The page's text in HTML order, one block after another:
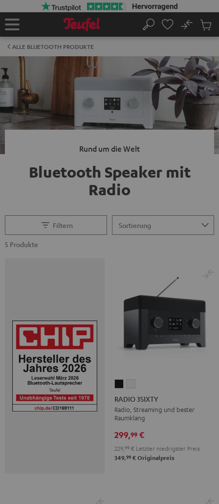
Startseite
Suche
No
ALLE BLUETOOTH PRODUKTE
Rund um die Welt
Bluetooth Speaker mit
Radio
Filtern
5 Produkte
3SIXTY
Schwarz
3SIXTY
Weiß
RADIO 3SIXTY
Radio, Streaming und bester
Raumklang
299,99 €
229, 99 € Letzter niedrigster Preis
349,99 € Originalpreis